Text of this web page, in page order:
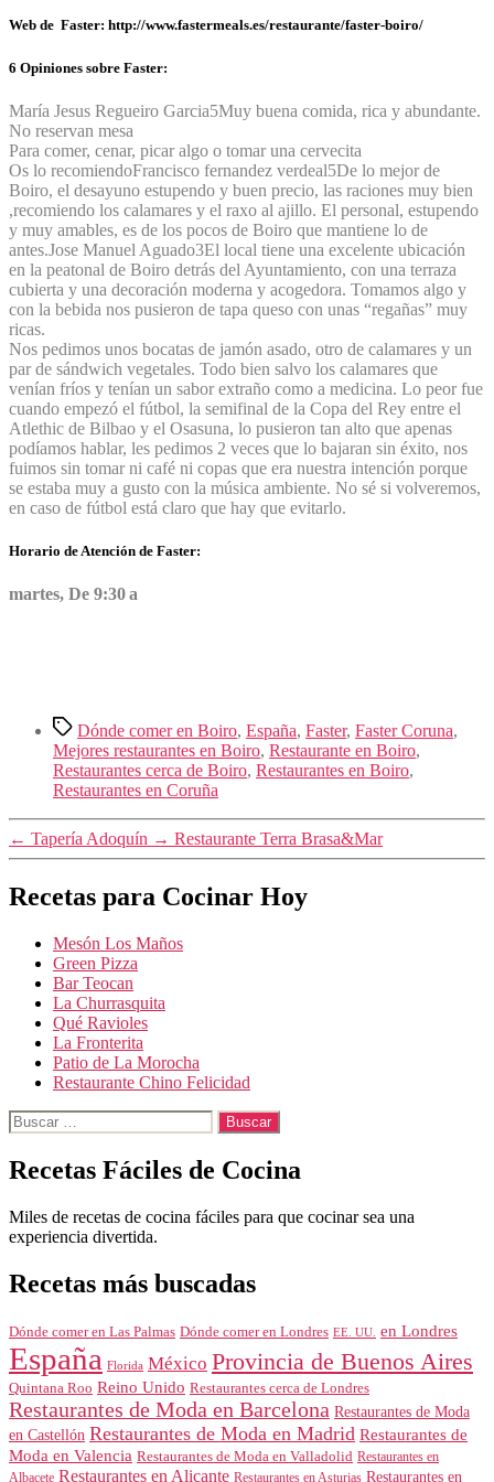
Web de Faster: http://www.fastermeals.es/restaurante/faster-boiro/
6 Opiniones sobre Faster:
María Jesus Regueiro Garcia5Muy buena comida, rica y abundante.
No reservan mesa
Para comer, cenar, picar algo o tomar una cervecita
Os lo recomiendoFrancisco fernandez verdeal5De lo mejor de
Boiro, el desayuno estupendo y buen precio, las raciones muy bien
,recomiendo los calamares y el raxo al ajillo. El personal, estupendo
y muy amables, es de los pocos de Boiro que mantiene lo de
antes.Jose Manuel Aguado3El local tiene una excelente ubicación
en la peatonal de Boiro detrás del Ayuntamiento, con una terraza
cubierta y una decoración moderna y acogedora. Tomamos algo y
con la bebida nos pusieron de tapa queso con unas “regañas” muy
ricas.
Nos pedimos unos bocatas de jamón asado, otro de calamares y un
par de sándwich vegetales. Todo bien salvo los calamares que
venían fríos y tenían un sabor extraño como a medicina. Lo peor fue
cuando empezó el fútbol, la semifinal de la Copa del Rey entre el
Atlethic de Bilbao y el Osasuna, lo pusieron tan alto que apenas
podíamos hablar, les pedimos 2 veces que lo bajaran sin éxito, nos
fuimos sin tomar ni café ni copas que era nuestra intención porque
se estaba muy a gusto con la música ambiente. No sé si volveremos,
en caso de fútbol está claro que hay que evitarlo.
Horario de Atención de Faster:
martes, De 9:30 a
Etiquetas
Dónde comer en Boiro, España, Faster, Faster Coruna,
Mejores restaurantes en Boiro, Restaurante en Boiro,
Restaurantes cerca de Boiro, Restaurantes en Boiro,
Restaurantes en Coruña
← Tapería Adoquín → Restaurante Terra Brasa&Mar
Recetas para Cocinar Hoy
Mesón Los Maños
Green Pizza
Bar Teocan
La Churrasquita
Qué Ravioles
La Fronterita
Patio de La Morocha
Restaurante Chino Felicidad
Buscar:
Recetas Fáciles de Cocina
Miles de recetas de cocina fáciles para que cocinar sea una
experiencia divertida.
Recetas más buscadas
Dónde comer en Las Palmas Dónde comer en Londres EE. UU. en Londres
España Florida México Provincia de Buenos Aires
Quintana Roo Reino Unido Restaurantes cerca de Londres
Restaurantes de Moda en Barcelona Restaurantes de Moda
en Castellón Restaurantes de Moda en Madrid Restaurantes de
Moda en Valencia Restaurantes de Moda en Valladolid Restaurantes en
Albacete Restaurantes en Alicante Restaurantes en Asturias Restaurantes en